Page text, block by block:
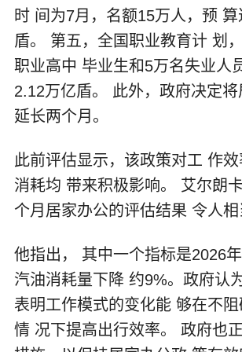
时 间为7月，名额15万人，预
盾。 第五，全国职业教育计 划
职业高中 毕业生和5万名失业人
2.12万亿盾。 此外，政府决定
延长两个月。
此前评估显示，该政策对工 作
消耗均 带来积极影响。 艾尔朗
个月居家办公的评估结果 令人相
他指出， 其中一个指标是2026
汽油消耗量下降 约9%。政府认
表明工作模式的变化能 够在不
情 况下提高出行效率。 政府也